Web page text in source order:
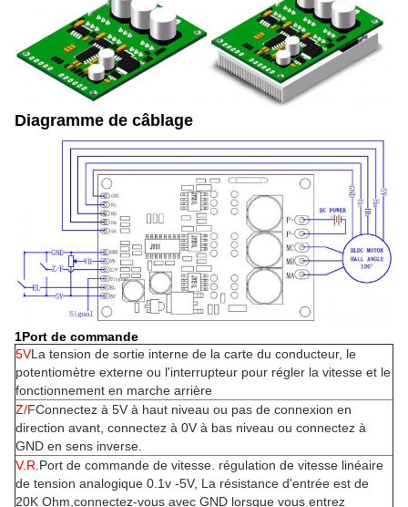
Diagramme de câblage
1Port de commande
5VLa tension de sortie interne de la carte du conducteur, le
potentiomètre externe ou l'interrupteur pour régler la vitesse et le
fonctionnement en marche arrière
Z/FConnectez à 5V à haut niveau ou pas de connexion en
direction avant, connectez à 0V à bas niveau ou connectez à
GND en sens inverse.
V.R. Port de commande de vitesse. régulation de vitesse linéaire
de tension analogique 0.1v -5V, La résistance d'entrée est de
20K Ohm,connectez-vous avec GND lorsque vous entrez